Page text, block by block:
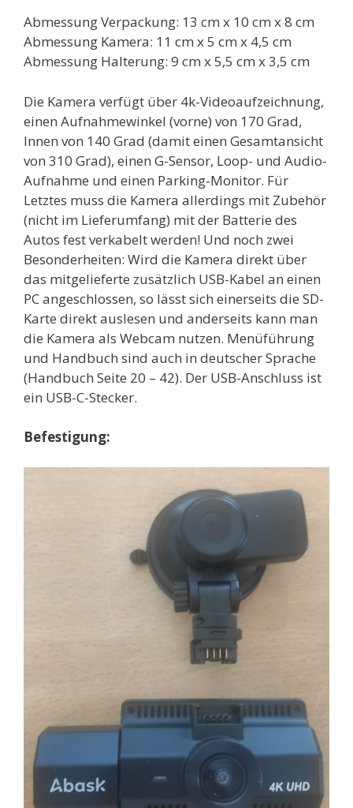
Abmessung Verpackung: 13 cm x 10 cm x 8 cm
Abmessung Kamera: 11 cm x 5 cm x 4,5 cm
Abmessung Halterung: 9 cm x 5,5 cm x 3,5 cm
Die Kamera verfügt über 4k-Videoaufzeichnung,
einen Aufnahmewinkel (vorne) von 170 Grad,
Innen von 140 Grad (damit einen Gesamtansicht
von 310 Grad), einen G-Sensor, Loop- und Audio-
Aufnahme und einen Parking-Monitor. Für
Letztes muss die Kamera allerdings mit Zubehör
(nicht im Lieferumfang) mit der Batterie des
Autos fest verkabelt werden! Und noch zwei
Besonderheiten: Wird die Kamera direkt über
das mitgelieferte zusätzlich USB-Kabel an einen
PC angeschlossen, so lässt sich einerseits die SD-
Karte direkt auslesen und anderseits kann man
die Kamera als Webcam nutzen. Menüführung
und Handbuch sind auch in deutscher Sprache
(Handbuch Seite 20 – 42). Der USB-Anschluss ist
ein USB-C-Stecker.
Befestigung: